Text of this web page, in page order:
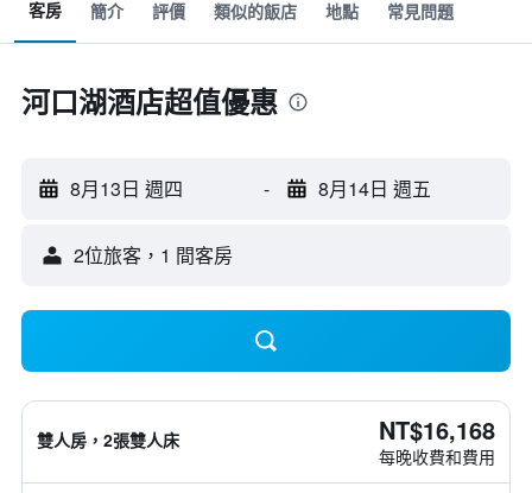
客房 簡介 評價 類似的飯店 地點 常見問題
河口湖酒店超值優惠
8月13日 週四 - 8月14日 週五
2位旅客，1 間客房
雙人房，2張雙人床 NT$16,168
每晚收費和費用